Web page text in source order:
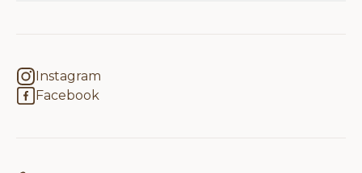
Instagram
Facebook